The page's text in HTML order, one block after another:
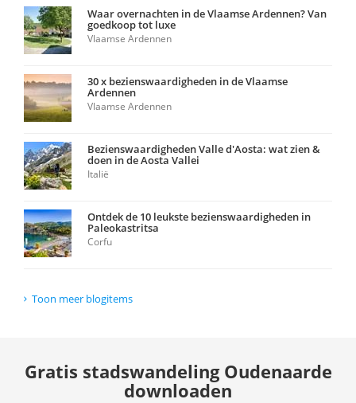
Waar overnachten in de Vlaamse Ardennen? Van
goedkoop tot luxe
Vlaamse Ardennen
30 x bezienswaardigheden in de Vlaamse
Ardennen
Vlaamse Ardennen
Bezienswaardigheden Valle d'Aosta: wat zien &
doen in de Aosta Vallei
Italië
Ontdek de 10 leukste bezienswaardigheden in
Paleokastritsa
Corfu
Toon meer blogitems
Gratis stadswandeling Oudenaarde
downloaden